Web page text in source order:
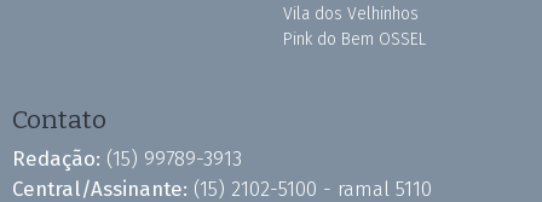
Vila dos Velhinhos
Pink do Bem OSSEL
Contato
Redação: (15) 99789-3913
Central/Assinante: (15) 2102-5100 - ramal 5110